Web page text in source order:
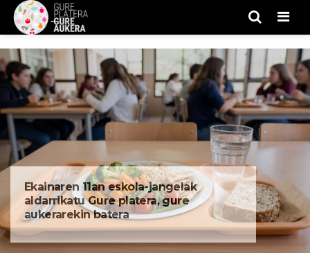
Ekainaren 11an eskola-jangelak
aldarrikatu Gure platera, gure
aukerarekin batera